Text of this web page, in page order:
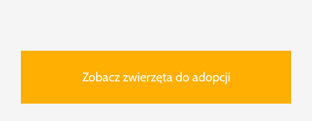
Zobacz zwierzęta do adopcji